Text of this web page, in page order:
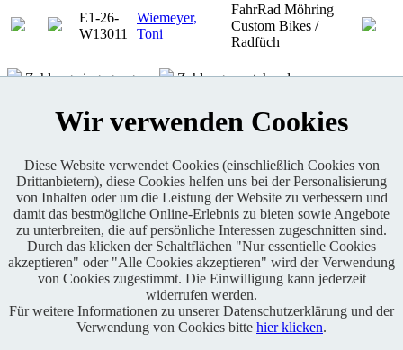
E1-26-
W13011
Wiemeyer,
Toni
FahrRad Möhring
Custom Bikes /
Radfüch
Zahlung eingegangen Zahlung ausstehend
KONTAKT
Enduro One Series Partner
Copyright © 2021 BABOONS GmbH. Alle Rechte vorbehalten.
Keine Haftung und kein Anspruch auf Vollständigkeit sowie
Wir verwenden Cookies
Diese Website verwendet Cookies (einschließlich Cookies von
Drittanbietern), diese Cookies helfen uns bei der Personalisierung
von Inhalten oder um die Leistung der Website zu verbessern und
damit das bestmögliche Online-Erlebnis zu bieten sowie Angebote
zu unterbreiten, die auf persönliche Interessen zugeschnitten sind.
Durch das klicken der Schaltflächen "Nur essentielle Cookies
akzeptieren" oder "Alle Cookies akzeptieren" wird der Verwendung
von Cookies zugestimmt. Die Einwilligung kann jederzeit
widerrufen werden.
Für weitere Informationen zu unserer Datenschutzerklärung und der
Verwendung von Cookies bitte hier klicken.